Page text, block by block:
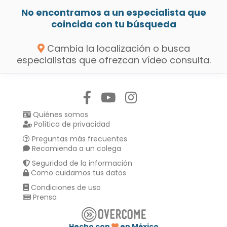
No encontramos a un especialista que
coincida con tu búsqueda
Cambia la localización o busca
especialistas que ofrezcan vídeo consulta.
Quiénes somos
Política de privacidad
Preguntas más frecuentes
Recomienda a un colega
Seguridad de la información
Como cuidamos tus datos
Condiciones de uso
Prensa